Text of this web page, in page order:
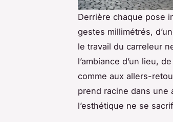
Derrière chaque pose
gestes millimétrés,
le travail du carreleur
l’ambiance d’un lieu,
comme aux allers-
prend racine dans une
l’esthétique ne se